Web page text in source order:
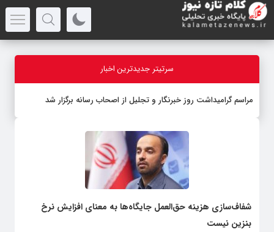
سرتیتر جدیدترین اخبار
مراسم گرامیداشت روز خبرنگار و تجلیل از اصحاب رسانه برگزار شد
شفاف‌سازی هزینه حق‌العمل جایگاه‌ها به معنای افزایش نرخ
بنزین نیست